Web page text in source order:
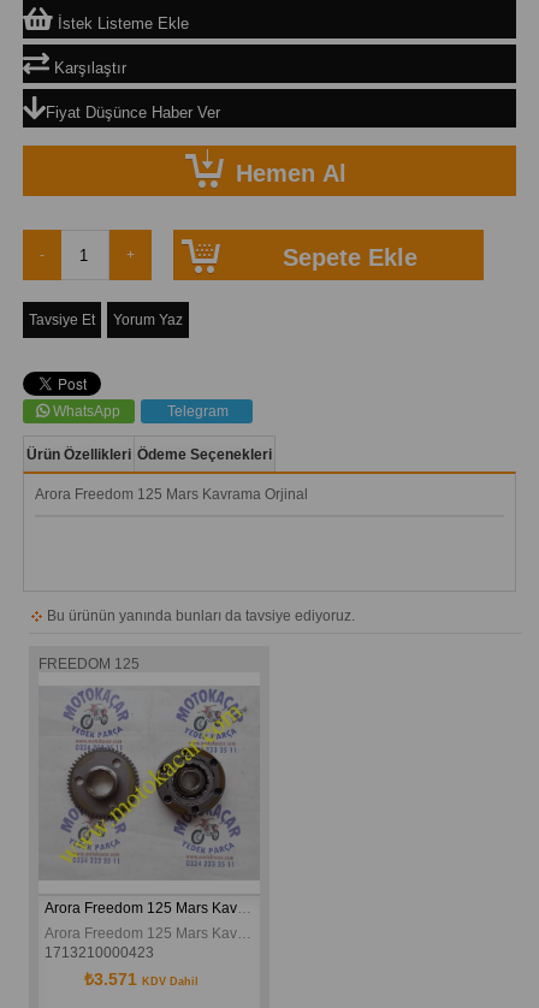
İstek Listeme Ekle
Karşılaştır
Fiyat Düşünce Haber Ver
Tavsiye Et Yorum Yaz
WhatsApp Telegram
Ürün Özellikleri Ödeme Seçenekleri
Arora Freedom 125 Mars Kavrama Orjinal
Bu ürünün yanında bunları da tavsiye ediyoruz.
FREEDOM 125
Arora Freedom 125 Mars Kavrama Orjinal
Arora Freedom 125 Mars Kavrama Orjinal
1713210000423
₺3.571KDV Dahil